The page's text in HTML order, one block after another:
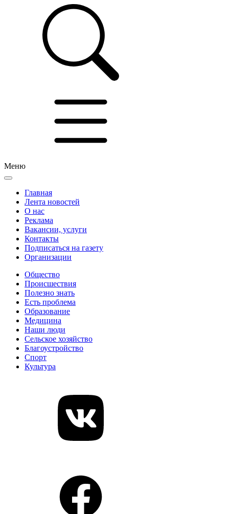
Меню
Главная
Лента новостей
О нас
Реклама
Вакансии, услуги
Контакты
Подписаться на газету
Организации
Общество
Происшествия
Полезно знать
Есть проблема
Образование
Медицина
Наши люди
Сельское хозяйство
Благоустройство
Спорт
Культура